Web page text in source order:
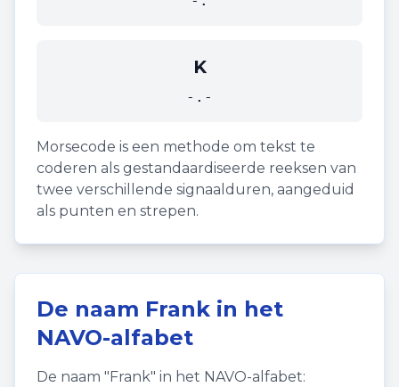
K
-.-
Morsecode is een methode om tekst te
coderen als gestandaardiseerde reeksen van
twee verschillende signaalduren, aangeduid
als punten en strepen.
De naam Frank in het
NAVO-alfabet
De naam "Frank" in het NAVO-alfabet: